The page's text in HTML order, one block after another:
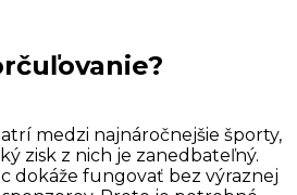
medzi najnáročnejšie športy,
zisk z nich je zanedbateľný.
dokáže fungovať bez výraznej